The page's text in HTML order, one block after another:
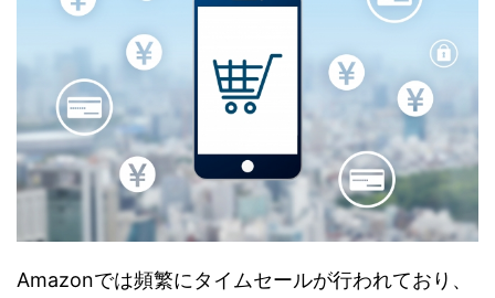
Amazonでは頻繁にタイムセールが行われており、